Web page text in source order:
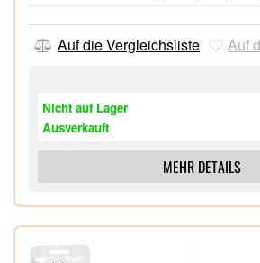
Auf die Vergleichsliste Auf
Nicht auf Lager
Ausverkauft
MEHR DETAILS